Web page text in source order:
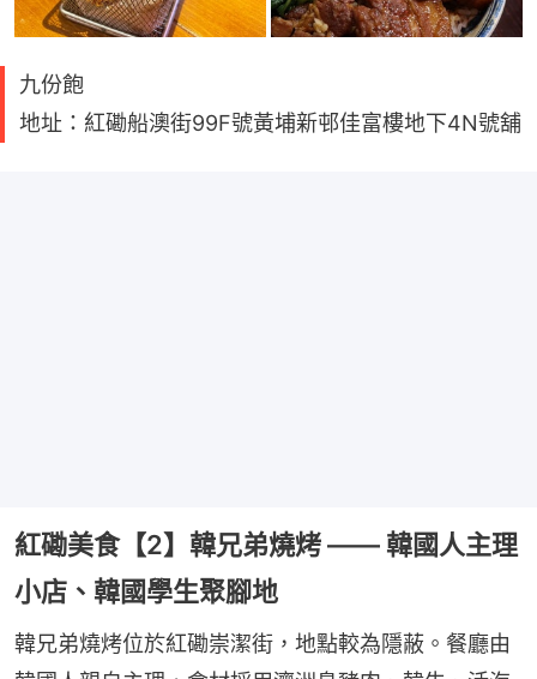
九份飽
地址：紅磡船澳街99F號黃埔新邨佳富樓地下4N號舖
紅磡美食【2】韓兄弟燒烤 —— 韓國人主理
小店、韓國學生聚腳地
韓兄弟燒烤位於紅磡崇潔街，地點較為隱蔽。餐廳由